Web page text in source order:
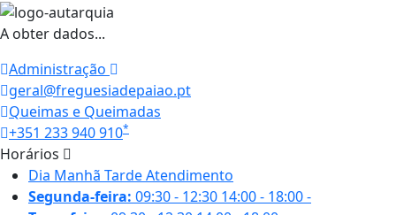
A obter dados...
Administração
geral@freguesiadepaiao.pt
Queimas e Queimadas
+351 233 940 910*
Horários
Dia Manhã TardeAtendimento
Segunda-feira: 09:30 - 12:30 14:00 - 18:00-